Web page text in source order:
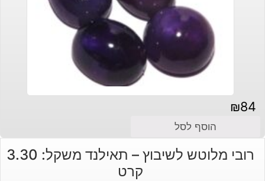
₪84
הוסף לסל
רובי מלוטש לשיבוץ – תאילנד משקל: 3.30
קרט